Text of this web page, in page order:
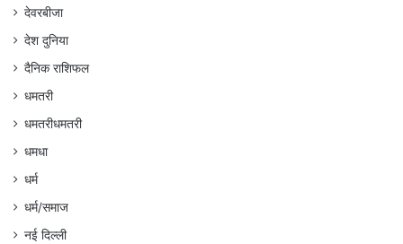
देवरबीजा
देश दुनिया
दैनिक राशिफल
धमतरी
धमतरीधमतरी
धमधा
धर्म
धर्म/समाज
नई दिल्ली